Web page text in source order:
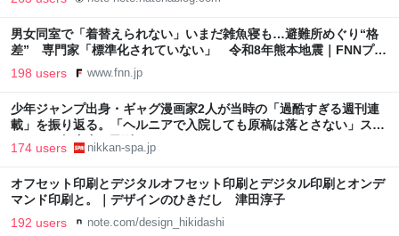
男女同室で「着替えられない」いまだ雑魚寝も…避難所めぐり“格
差” 専門家「標準化されていない」 令和8年熊本地震｜FNNプラ
イムオンライン
198 users www.fnn.jp
少年ジャンプ出身・ギャグ漫画家2人が当時の「過酷すぎる週刊連
載」を振り返る。「ヘルニアで入院しても原稿は落とさない」スト
イックな舞台裏 | 日刊SPA!
174 users nikkan-spa.jp
オフセット印刷とデジタルオフセット印刷とデジタル印刷とオンデ
マンド印刷と。｜デザインのひきだし 津田淳子
192 users note.com/design_hikidashi